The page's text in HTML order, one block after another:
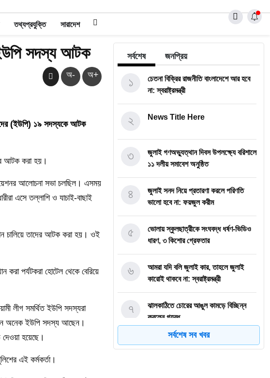
তথ্যপ্রযুক্তি সারাদেশ
সদস্য আটক
অ- অ+
(ইউপি) ১৯ সদস্যকে আটক
আটক করা হয়।
আলোচনা সভা চলছিল। এসময়
এসে তল্লাশি ও যাচাই-বাছাই
চালিয়ে তাদের আটক করা হয়। ওই
পর্যটকরা হোটেল থেকে বেরিয়ে
লীগ সমর্থিত ইউপি সদস্যরা
অনেক ইউপি সদস্য আছেন।
হয়েছে।
এই কর্মকর্তা।
সর্বশেষ জনপ্রিয়
চেতনা বিক্রির রাজনীতি বাংলাদেশে আর হবে
না: স্বরাষ্ট্রমন্ত্রী
১
News Title Here
২
জুলাই গণঅভ্যুত্থান দিবস উপলক্ষ্যে বরিশালে
১১ দলীয় সমাবেশ অনুষ্ঠিত
৩
জুলাই সনদ নিয়ে প্রতারণা করলে পরিণতি
ভালো হবে না: ফয়জুল করীম
৪
ভোলায় স্কুলছাত্রীকে সংঘবদ্ধ ধর্ষণ-ভিডিও
ধারণ, ৩ কিশোর গ্রেফতার
৫
আমরা যদি বলি জুলাই কার, তাহলে জুলাই
কারোই থাকবে না: স্বরাষ্ট্রমন্ত্রী
৬
ঝালকাঠিতে চোরের আঙুল কামড়ে বিচ্ছিন্ন
করলেন গৃহবধূ
৭
ছাত্রকে দিয়ে এইচএসসির খাতা মূল্যায়নের
৮
সর্বশেষ সব খবর